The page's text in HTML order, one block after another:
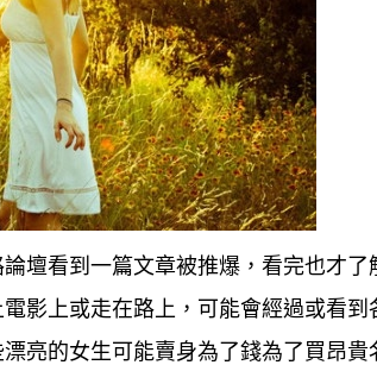
壇看到一篇文章被推爆，看完也才
影上或走在路上，可能會經過或看
亮的女生可能賣身為了錢為了買昂